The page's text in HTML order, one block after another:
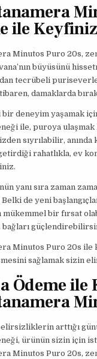
ile
Minutos Puro 20s,
büyüsünü
tecrübeli
damaklarda
bir deneyim yaşamak
ile, puroya
sıyrılabilir,
rahatlıkla, ev
yanı sıra zaman
Belki de yeni
bir fırsat
bağları
Minutos Puro 20s ile
sağlamak sizin
Ödeme ile
arttığı
ürünün sizin için
Minutos Puro 20s,